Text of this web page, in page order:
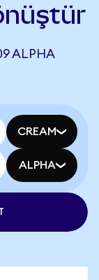
ALPHA
CREAM
ALPHA